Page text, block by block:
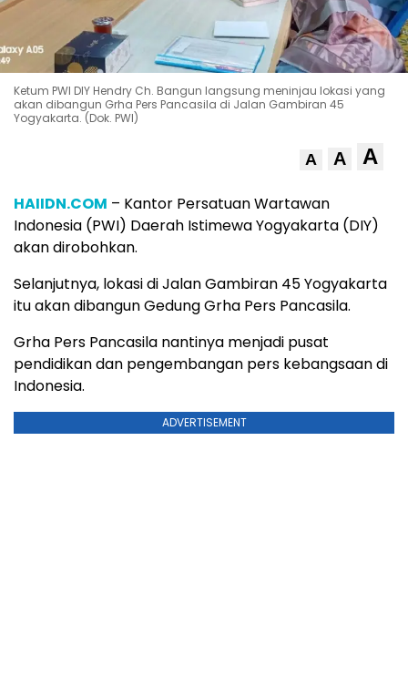
Ketum PWI DIY Hendry Ch. Bangun langsung meninjau lokasi yang
akan dibangun Grha Pers Pancasila di Jalan Gambiran 45
Yogyakarta. (Dok. PWI)
A A A
HAIIDN.COM – Kantor Persatuan Wartawan
Indonesia (PWI) Daerah Istimewa Yogyakarta (DIY)
akan dirobohkan.
Selanjutnya, lokasi di Jalan Gambiran 45 Yogyakarta
itu akan dibangun Gedung Grha Pers Pancasila.
Grha Pers Pancasila nantinya menjadi pusat
pendidikan dan pengembangan pers kebangsaan di
Indonesia.
ADVERTISEMENT